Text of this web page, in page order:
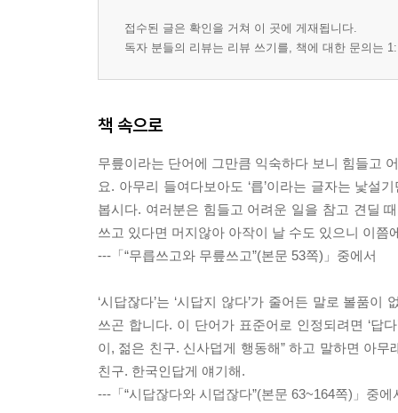
접수된 글은 확인을 거쳐 이 곳에 게재됩니다.
독자 분들의 리뷰는 리뷰 쓰기를, 책에 대한 문의는
책 속으로
무릎이라는 단어에 그만큼 익숙하다 보니 힘들고
요. 아무리 들여다보아도 ‘릅’이라는 글자는 낯
봅시다. 여러분은 힘들고 어려운 일을 참고 견딜
쓰고 있다면 머지않아 아작이 날 수도 있으니 이
---「“무릅쓰고와 무릎쓰고”(본문 53쪽)」중에서
‘시답잖다’는 ‘시답지 않다’가 줄어든 말로 볼품
쓰곤 합니다. 이 단어가 표준어로 인정되려면 ‘답
이, 젊은 친구. 신사덥게 행동해” 하고 말하면 아
친구. 한국인답게 얘기해.
---「“시답잖다와 시덥잖다”(본문 63~164쪽)」중에